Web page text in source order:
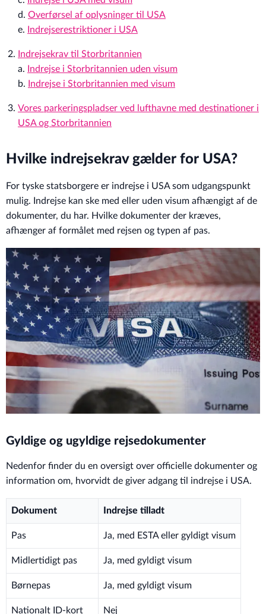
d. Overførsel af oplysninger til USA
e.
Indrejserestriktioner i USA
Indrejsekrav til Storbritannien
a.
Indrejse i Storbritannien uden visum
b.
Indrejse i Storbritannien med visum
Vores parkeringspladser ved lufthavne med destinationer i
USA og Storbritannien
Hvilke indrejsekrav gælder for USA?
For tyske statsborgere er indrejse i USA som udgangspunkt
mulig. Indrejse kan ske med eller uden visum afhængigt af de
dokumenter, du har. Hvilke dokumenter der kræves,
afhænger af formålet med rejsen og typen af pas.
Gyldige og ugyldige rejsedokumenter
Nedenfor finder du en oversigt over officielle dokumenter og
information om, hvorvidt de giver adgang til indrejse i USA.
Dokument Indrejse tilladt
Pas Ja, med ESTA eller gyldigt visum
Midlertidigt pas Ja, med gyldigt visum
Børnepas Ja, med gyldigt visum
Nationalt ID-kort Nej